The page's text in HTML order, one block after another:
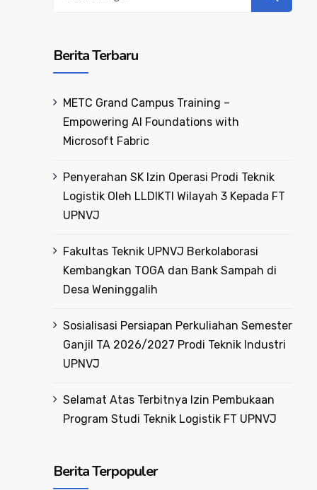
Berita Terbaru
METC Grand Campus Training –
Empowering AI Foundations with
Microsoft Fabric
Penyerahan SK Izin Operasi Prodi Teknik
Logistik Oleh LLDIKTI Wilayah 3 Kepada FT
UPNVJ
Fakultas Teknik UPNVJ Berkolaborasi
Kembangkan TOGA dan Bank Sampah di
Desa Weninggalih
Sosialisasi Persiapan Perkuliahan Semester
Ganjil TA 2026/2027 Prodi Teknik Industri
UPNVJ
Selamat Atas Terbitnya Izin Pembukaan
Program Studi Teknik Logistik FT UPNVJ
Berita Terpopuler